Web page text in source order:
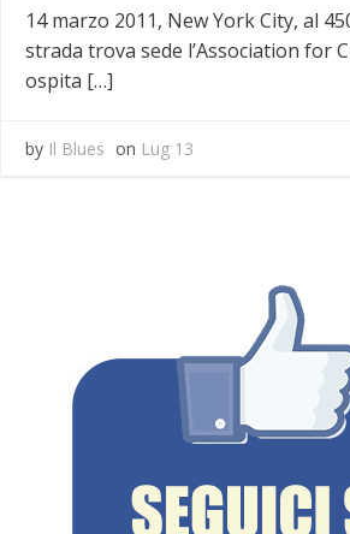
14 marzo 2011, New York City, al
strada trova sede l’Association for
ospita […]
by Il Blues on Lug 13